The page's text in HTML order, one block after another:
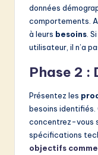
données
comportements.
à leurs besoins .
utilisateur, il n’a
Phase 2 :
Présentez les
besoins identifiés.
concentrez-vous
spécifications
objectifs